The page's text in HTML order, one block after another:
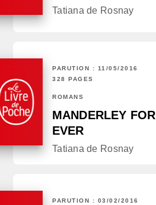
Tatiana de Rosnay
PARUTION : 11/05/2016
328 PAGES
ROMANS
MANDERLEY FOR
EVER
Tatiana de Rosnay
PARUTION : 03/02/2016